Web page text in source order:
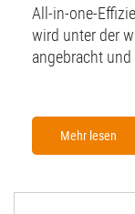
All-in-one-
wird unter der
angebracht und
Mehr lesen